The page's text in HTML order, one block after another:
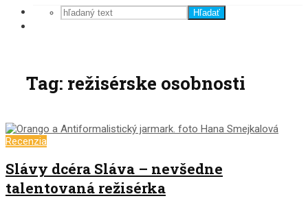
Hľadať
Tag: režisérske osobnosti
Recenzia
Slávy dcéra Sláva – nevšedne
talentovaná režisérka